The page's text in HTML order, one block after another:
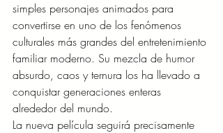
simples personajes animados para
convertirse en uno de los fenómenos
culturales más grandes del entretenimiento
familiar moderno. Su mezcla de humor
absurdo, caos y ternura los ha llevado a
conquistar generaciones enteras
alrededor del mundo.
La nueva película seguirá precisamente